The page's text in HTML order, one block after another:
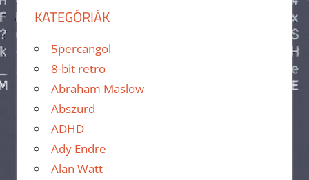
KATEGÓRIÁK
5percangol
8-bit retro
Abraham Maslow
Abszurd
ADHD
Ady Endre
Alan Watt